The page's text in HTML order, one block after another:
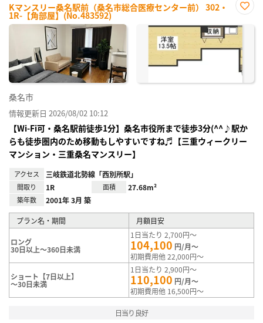
Kマンスリー桑名駅前（桑名市総合医療センター前） 302・
1R-【角部屋】(No.483592)
に入
り登
桑名市
情報更新日 2026/08/02 10:12
【Wi-Fi可・桑名駅前徒歩1分】桑名市役所まで徒歩3分(^^♪駅か
らも徒歩圏内のため移動もしやすいですね♬【三重ウィークリー
マンション・三重桑名マンスリー】
アクセス 三岐鉄道北勢線「西別所駅」
間取り 1R 面積 27.68m²
築年数 2001年 3月 築
プラン名・期間 月額目安
ロング
30日以上～360日未満
1日当たり 2,700円～
104,100 円/月～
初期費用他 22,000円～
ショート【7日以上】
～30日未満
1日当たり 2,900円～
110,100 円/月～
初期費用他 16,500円～
日当り良好